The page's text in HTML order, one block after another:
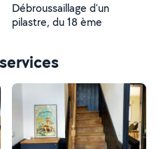
Débroussaillage d'un
pilastre, du 18 ème